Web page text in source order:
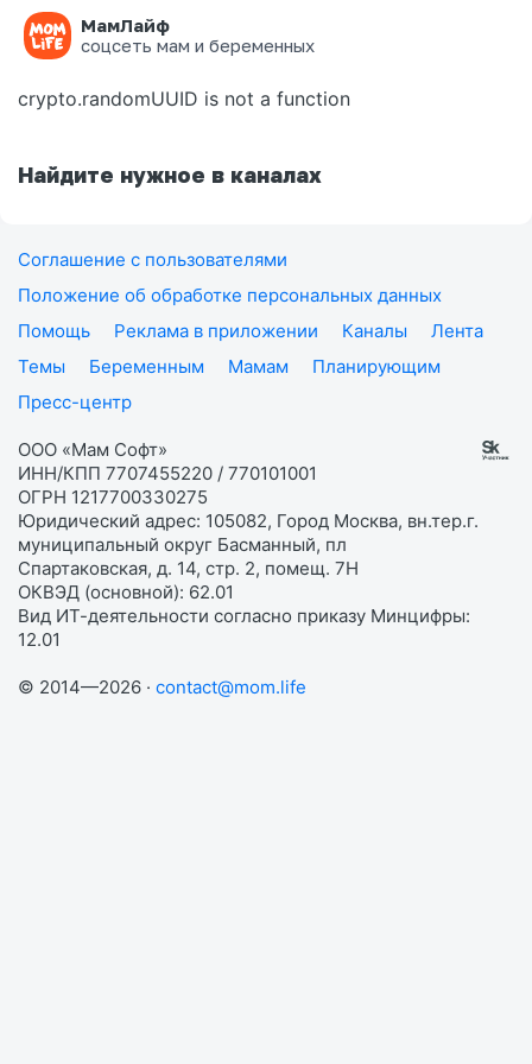
МамЛайф
соцсеть мам и беременных
Ошибка на странице
crypto.randomUUID is not a function
Найдите нужное в каналах
Соглашение с пользователями
Положение об обработке персональных данных
Помощь
Реклама в приложении Каналы
Лента
Темы
Беременным Мамам
Планирующим
Пресс-центр
ООО «Мам Софт»
ИНН/КПП 7707455220 / 770101001
ОГРН 1217700330275
Юридический адрес: 105082, Город Москва, вн.тер.г.
муниципальный округ Басманный, пл
Спартаковская, д. 14, стр. 2, помещ. 7Н
ОКВЭД (основной): 62.01
Вид ИТ-деятельности согласно приказу Минцифры:
12.01
© 2014—2026 · contact@mom.life